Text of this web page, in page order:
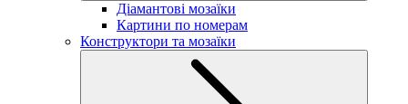
Діамантові мозаїки
Картини по номерам
Конструктори та мозаїки